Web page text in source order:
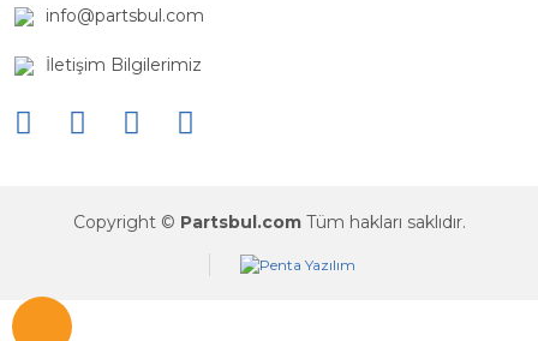
info@partsbul.com
İletişim Bilgilerimiz
Copyright © Partsbul.com Tüm hakları saklıdır.